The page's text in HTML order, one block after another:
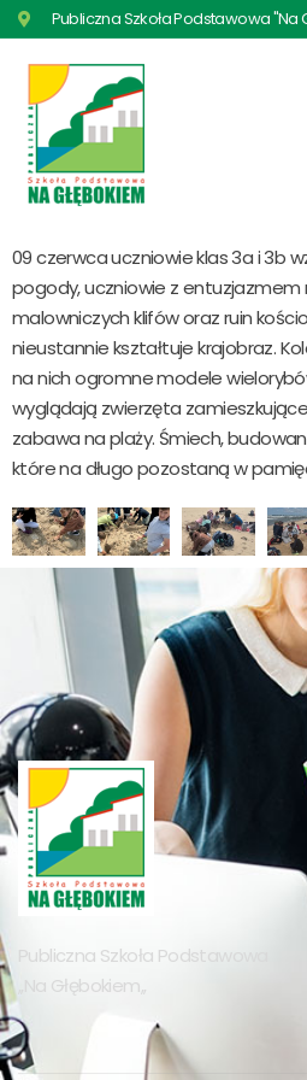
Publiczna Szkoła Podstawowa "Na
09 czerwca uczniowie klas 3a i 3b
pogody, uczniowie z entuzjazmem
malowniczych klifów oraz ruin
nieustannie kształtuje krajobraz.
na nich ogromne modele
wyglądają zwierzęta
zabawa na plaży. Śmiech,
które na długo pozostaną w
Publiczna Szkoła Podstawowa
,,Na Głębokiem,,